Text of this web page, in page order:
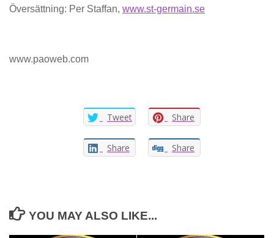
Översättning: Per Staffan, www.st-germain.se
www.paoweb.com
Tweet Share
Share Share
YOU MAY ALSO LIKE...